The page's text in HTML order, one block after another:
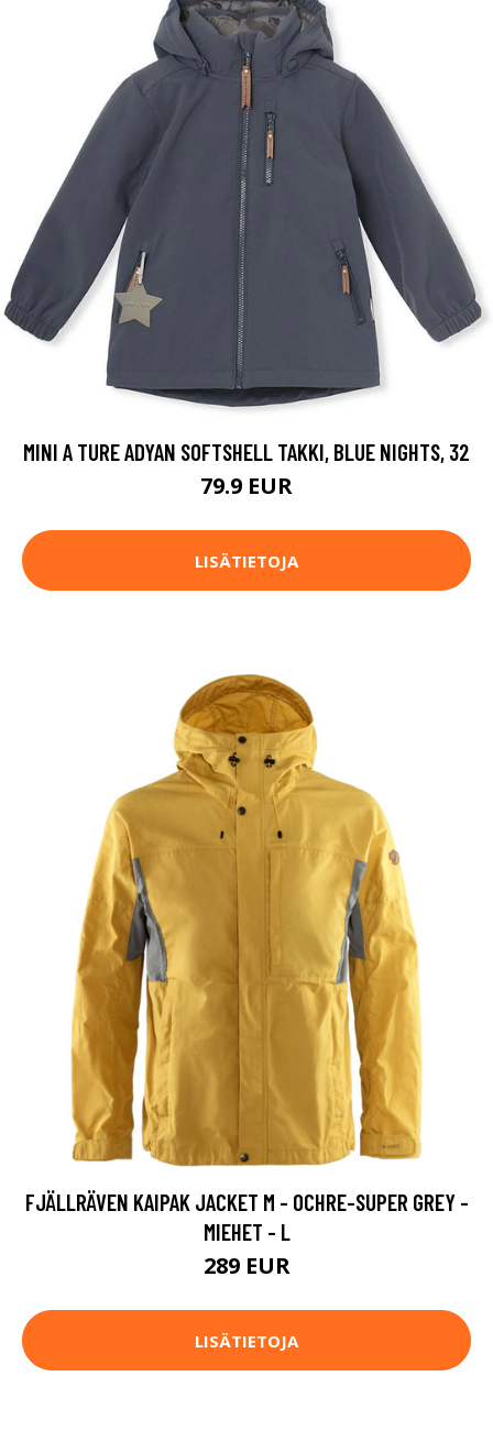
MINI A TURE ADYAN SOFTSHELL TAKKI, BLUE NIGHTS, 32
79.9 EUR
LISÄTIETOJA
FJÄLLRÄVEN KAIPAK JACKET M - OCHRE-SUPER GREY -
MIEHET - L
289 EUR
LISÄTIETOJA